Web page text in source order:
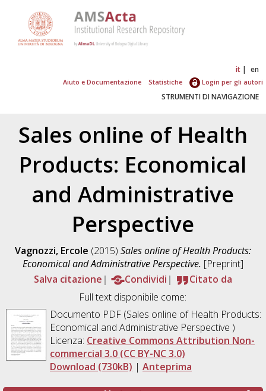
it en
Aiuto e Documentazione Statistiche Login per gli autori
STRUMENTI DI NAVIGAZIONE
Sales online of Health
Products: Economical
and Administrative
Perspective
Vagnozzi, Ercole (2015) Sales online of Health Products:
Economical and Administrative Perspective. [Preprint]
Salva citazione
Condividi
Citato da
Full text disponibile come:
Documento PDF (Sales online of Health Products:
Economical and Administrative Perspective )
Licenza: Creative Commons Attribution Non-
commercial 3.0 (CC BY-NC 3.0)
Download (730kB) | Anteprima